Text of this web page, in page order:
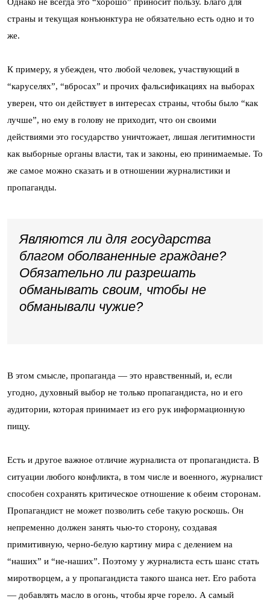
Однако не всегда это “хорошо” приносит пользу. Благо для
страны и текущая конъюнктура не обязательно есть одно и то
же.
К примеру, я убежден, что любой человек, участвующий в
“каруселях”, “вбросах” и прочих фальсификациях на выборах
уверен, что он действует в интересах страны, чтобы было “как
лучше”, но ему в голову не приходит, что он своими
действиями это государство уничтожает, лишая легитимности
как выборные органы власти, так и законы, ею принимаемые. То
же самое можно сказать и в отношении журналистики и
пропаганды.
Являются ли для государства
благом оболваненные граждане?
Обязательно ли разрешать
обманывать своим, чтобы не
обманывали чужие?
В этом смысле, пропаганда — это нравственный, и, если
угодно, духовный выбор не только пропагандиста, но и его
аудитории, которая принимает из его рук информационную
пищу.
Есть и другое важное отличие журналиста от пропагандиста. В
ситуации любого конфликта, в том числе и военного, журналист
способен сохранять критическое отношение к обеим сторонам.
Пропагандист не может позволить себе такую роскошь. Он
непременно должен занять чью-то сторону, создавая
примитивную, черно-белую картину мира с делением на
“наших” и “не-наших”. Поэтому у журналиста есть шанс стать
миротворцем, а у пропагандиста такого шанса нет. Его работа
— добавлять масло в огонь, чтобы ярче горело. А самый